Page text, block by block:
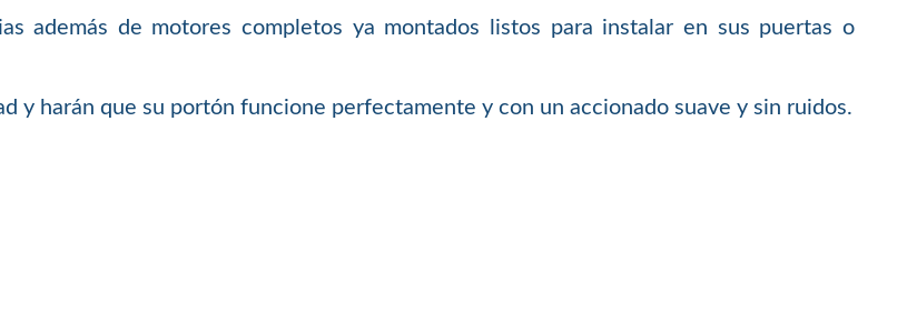
además de motores completos ya montados listos para instalar en sus puertas o
y harán que su portón funcione perfectamente y con un accionado suave y sin ruidos.